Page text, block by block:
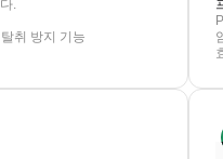
.
취 방지 기능